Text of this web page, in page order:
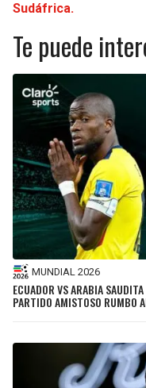
Sudáfrica.
Te puede
MUNDIAL 2026
ECUADOR VS ARABIA
PARTIDO AMISTOSO RUMBO